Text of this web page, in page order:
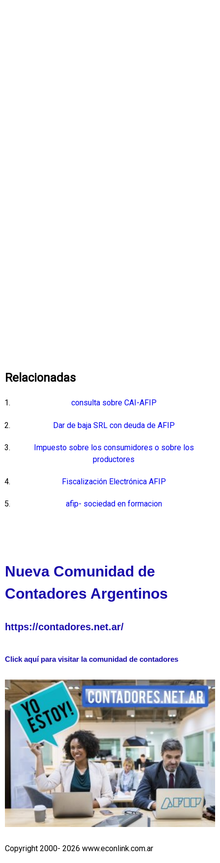
Relacionadas
consulta sobre CAI-AFIP
Dar de baja SRL con deuda de AFIP
Impuesto sobre los consumidores o sobre los
productores
Fiscalización Electrónica AFIP
afip- sociedad en formacion
Nueva Comunidad de
Contadores Argentinos
https://contadores.net.ar/
Click aquí para visitar la comunidad de contadores
Copyright 2000- 2026 www.econlink.com.ar